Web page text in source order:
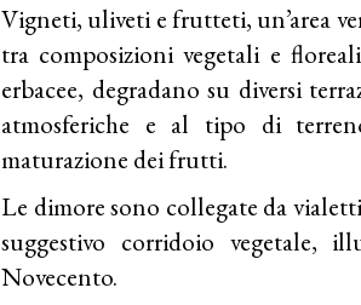
Vigneti, uliveti e frutteti, un’area
tra composizioni vegetali e
erbacee, degradano su diversi
atmosferiche e al tipo di
maturazione dei frutti.
Le dimore sono collegate da
suggestivo corridoio vegetale,
Novecento.